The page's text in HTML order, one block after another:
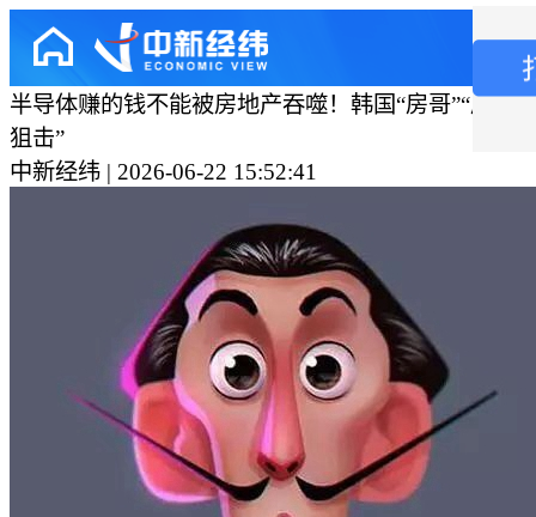
半导体赚的钱不能被房地产吞噬！韩国“房哥”“房姐”
狙击”
中新经纬 | 2026-06-22 15:52:41